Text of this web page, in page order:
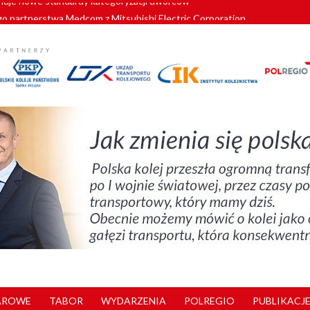
partnerstwa Medcom z Mitsubishi Electric Corporation
znów szuka dostawcy nowych EZT
kolejowych w północnej Wielkopolsce. Łatwiejsze dojazdy do pracy i
nowe standardy kategoryzacji dworców
TABOR WYDARZENIA POLREGIO